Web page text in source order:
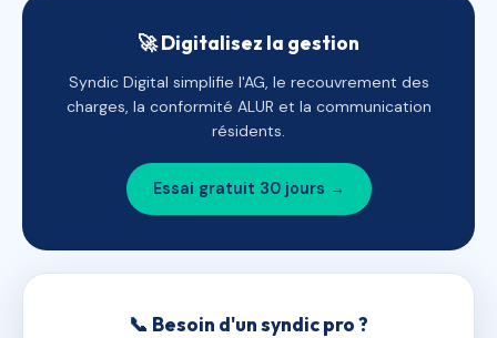
🚀 Digitalisez la gestion
Syndic Digital simplifie l'AG, le recouvrement des
charges, la conformité ALUR et la communication
résidents.
Essai gratuit 30 jours →
📞 Besoin d'un syndic pro ?